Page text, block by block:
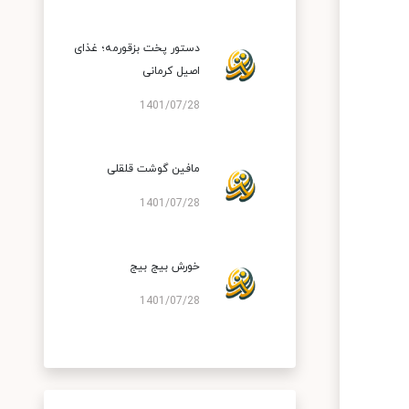
دستور پخت بزقورمه؛ غذای
اصیل کرمانی
1401/07/28
مافین گوشت قلقلی
1401/07/28
خورش بیج بیج
1401/07/28